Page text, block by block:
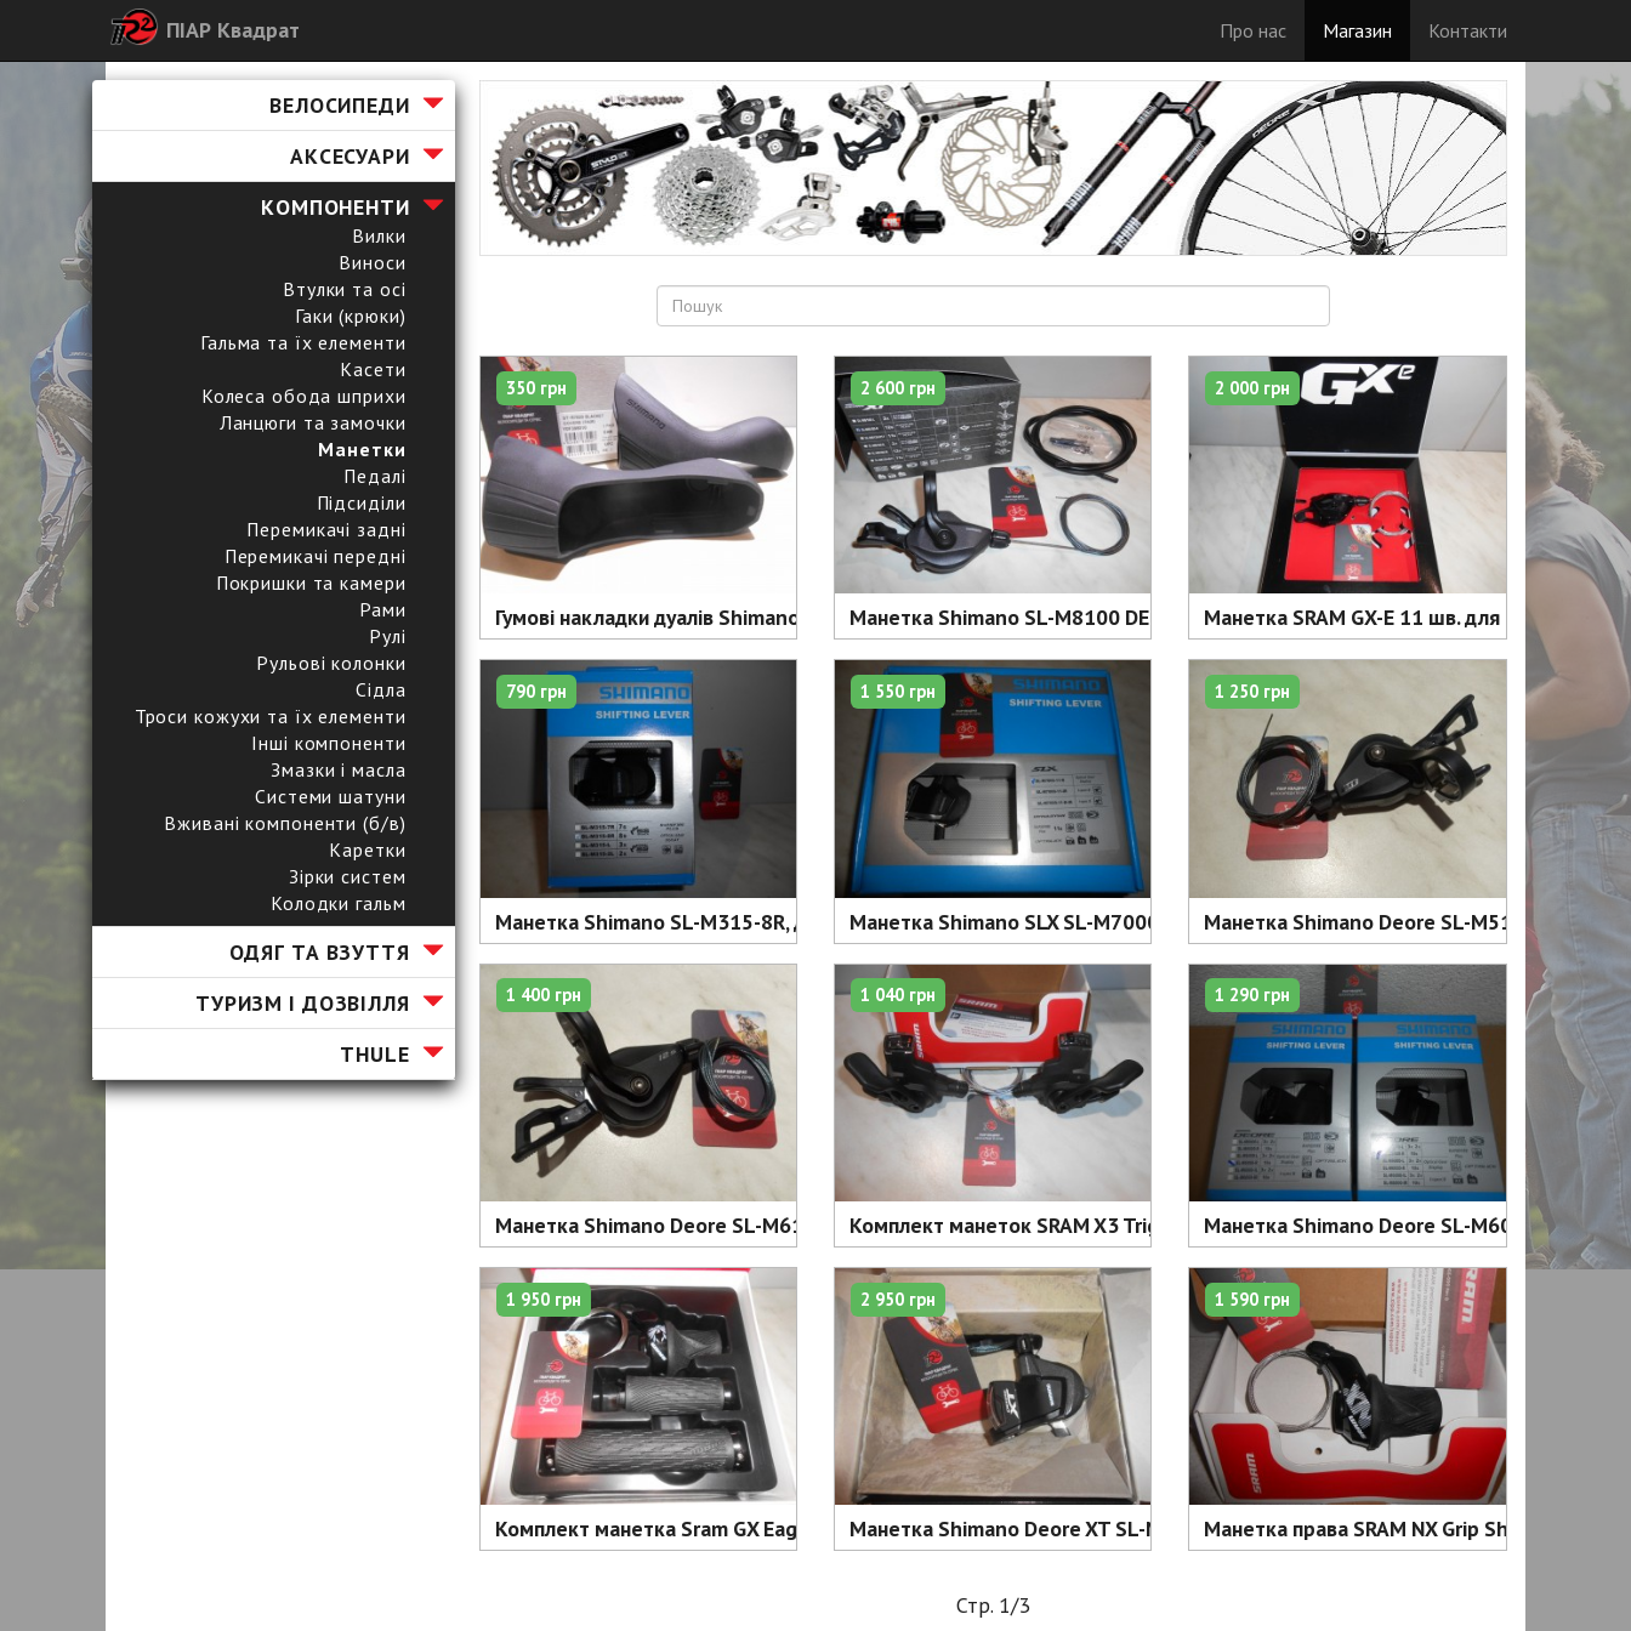
ПІАР Квадрат Про нас Магазин Контакти
ВЕЛОСИПЕДИ
АКСЕСУАРИ
КОМПОНЕНТИ
Вилки
Виноси
Втулки та осі
Гаки (крюки)
Гальма та їх елементи
Касети
Колеса обода шприхи
Ланцюги та замочки
Манетки
Педалі
Підсиділи
Перемикачі задні
Перемикачі передні
Покришки та камери
Рами
Рулі
Рульові колонки
Сідла
Троси кожухи та їх елементи
Інші компоненти
Змазки і масла
Системи шатуни
Вживані компоненти (б/в)
Каретки
Зірки систем
Колодки гальм
ОДЯГ ТА ВЗУТТЯ
ТУРИЗМ І ДОЗВІЛЛЯ
ТHULE
Гумові накладки дуалів Shimano Y0F398010 Dual Covers - 350 грн
350 грн
Манетка Shimano SL-M8100 DEORE XT 12 шв - 2600 грн
2 600 грн
Манетка SRAM GX-E 11 шв. для E-Bike 1
2 000 грн
Манетка Shimano SL-M315-8R, для 8 шв - 790 грн
790 грн
Манетка Shimano SLX SL-M7000 11 шв права - 1550 грн
1 550 грн
Манетка Shimano Deore SL-M5100-R права
1 250 грн
Манетка Shimano Deore SL-M6100-R права 12 шв. (без дисплея) - 1400 грн.
1 400 грн
Комплект манеток SRAM X3 Trigger ліва + права 3x7 - 1040 грн
1 040 грн
Манетка Shimano Deore SL-M6000-R 10 шв
1 290 грн
Комплект манетка Sram GX Eagle Grip Shift 12 + гріпси - 1950 грн
1 950 грн
Манетка Shimano Deore XT SL-M8000-R 11 права - 2950 грн
2 950 грн
Манетка права SRAM NX Grip Shift для 11 -
1 590 грн
Стр. 1/3